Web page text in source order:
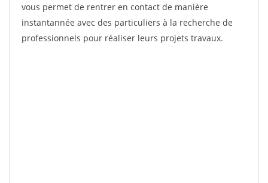
vous permet de rentrer en contact de manière
instantannée avec des particuliers à la recherche de
professionnels pour réaliser leurs projets travaux.